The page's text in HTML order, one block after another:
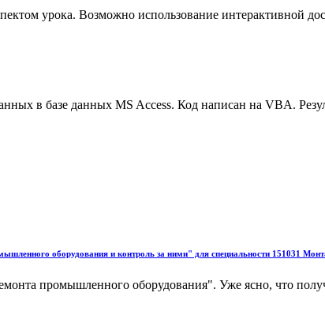
урока. Возможно использование интерактивной
в базе данных MS Access. Код написан на VBA.
оборудования и контроль за ними" для специальности 151031
промышленного оборудования". Уже ясно, что